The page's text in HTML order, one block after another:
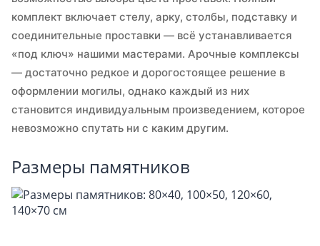
комплект включает стелу, арку, столбы, подставку и
соединительные проставки — всё устанавливается
«под ключ» нашими мастерами. Арочные комплексы
— достаточно редкое и дорогостоящее решение в
оформлении могилы, однако каждый из них
становится индивидуальным произведением, которое
невозможно спутать ни с каким другим.
Размеры памятников